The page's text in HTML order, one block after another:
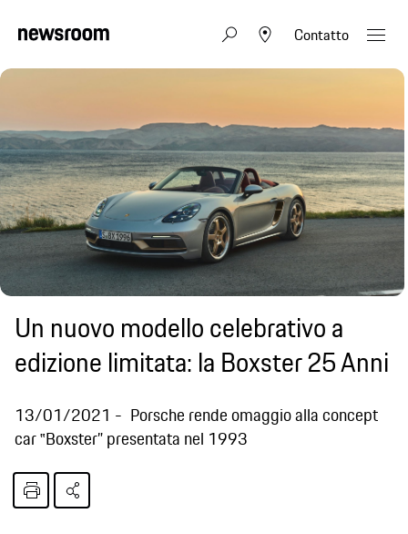
Contatto
Un nuovo modello celebrativo a
edizione limitata: la Boxster 25 Anni
13/01/2021
Porsche rende omaggio alla concept
car ‟Boxster” presentata nel 1993